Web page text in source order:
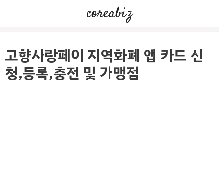
건
너
coreabiz
고향사랑페이 지역화폐 앱 카드 신
청,등록,충전 및 가맹점